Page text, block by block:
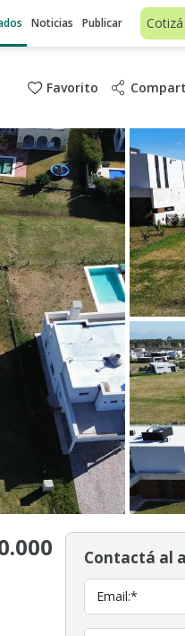
Noticias Publicar
Favorito
Contactá al
Email:*